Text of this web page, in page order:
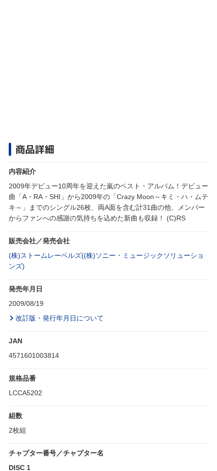
商品詳細
内容紹介
2009年デビュー10周年を迎えた嵐のベスト・アルバム！デビュー
曲「A・RA・SHI」から2009年の「Crazy Moon～キミ・ハ・ムテ
キ～」までのシングル26枚、両A面を含む計31曲の他、メンバー
からファンへの感謝の気持ちを込めた新曲も収録！ (C)RS
販売会社／発売会社
(株)ストームレーベルズ((株)ソニー・ミュージックソリューショ
ンズ)
発売年月日
2009/08/19
改訂版・発行年月日について
JAN
4571601003814
規格品番
LCCA5202
組数
2枚組
チャプター番号／チャプター名
DISC 1